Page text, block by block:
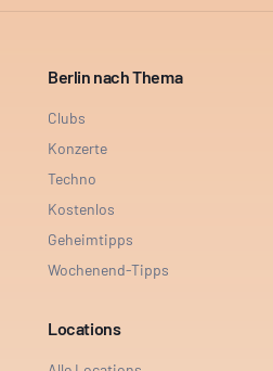
Berlin nach Thema
Clubs
Konzerte
Techno
Kostenlos
Geheimtipps
Wochenend-Tipps
Locations